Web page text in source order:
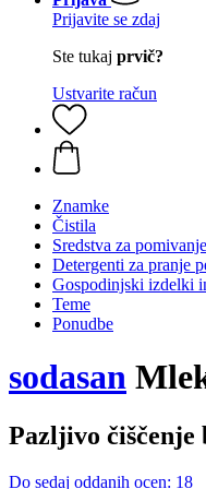
Prijavite se zdaj
Ste tukaj prvič?
Ustvarite račun
Znamke
Čistila
Sredstva za
Detergenti za pranje
Gospodinjski izdelki
Teme
Ponudbe
sodasan
Pazljivo čiščenje
Do sedaj oddanih ocen: 18